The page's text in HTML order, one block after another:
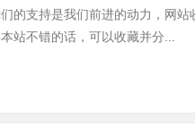
的支持是我们前进的动力，网
站不错的话，可以收藏并分...